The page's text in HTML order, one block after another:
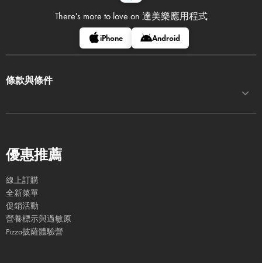
There's more to love on 達美樂應用程式
iPhone Android
條款與條件
優惠推薦
線上訂購
全新菜單
促銷活動
營養標示與過敏原
Pizza披薩體驗營